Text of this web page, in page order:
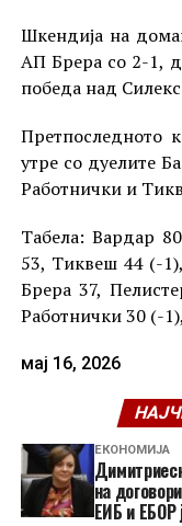
Шкендија на
АП Брера со 2-1,
победа над
Претпоследното
утре со дуелите
Работнички и
Табела: Вардар
53, Тиквеш 44 (-
Брера 37,
Работнички 30 (-
мај 16, 2026
ЕКОНОМИЈА
на
ЕИБ и ЕБОР